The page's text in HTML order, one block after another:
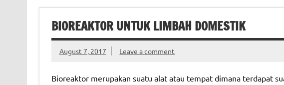
BIOREAKTOR UNTUK LIMBAH DOMESTIK
August 7, 2017 Leave a comment
Bioreaktor merupakan suatu alat atau tempat dimana terdapat